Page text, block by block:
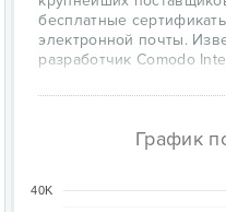
бесплатные
электронной почты.
разработчик Comodo
График
40K